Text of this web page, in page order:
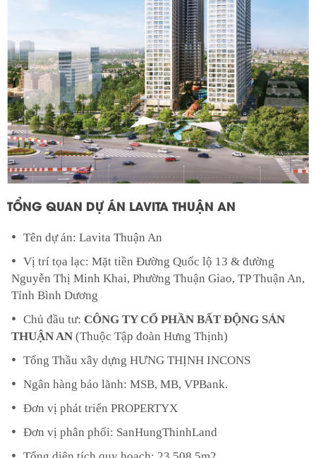
TỔNG QUAN DỰ ÁN LAVITA THUẬN AN
Tên dự án: Lavita Thuận An
Vị trí tọa lạc: Mặt tiền Đường Quốc lộ 13 & đường
Nguyễn Thị Minh Khai, Phường Thuận Giao, TP Thuận An,
Tỉnh Bình Dương
Chủ đầu tư: CÔNG TY CỔ PHẦN BẤT ĐỘNG SẢN
THUẬN AN (Thuộc Tập đoàn Hưng Thịnh)
Tổng Thầu xây dựng HƯNG THỊNH INCONS
Ngân hàng bảo lãnh: MSB, MB, VPBank.
Đơn vị phát triển PROPERTYX
Đơn vị phân phối: SanHungThinhLand